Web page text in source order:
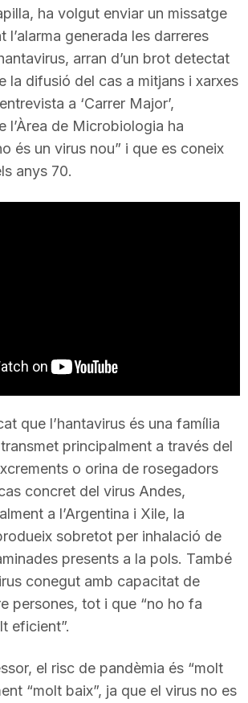
ha volgut enviar un missatge
l’alarma generada les darreres
arran d’un brot detectat
la difusió del cas a mitjans i xarxes
a ‘Carrer Major’,
l’Àrea de Microbiologia ha
és un virus nou” i que es coneix
anys 70.
que l’hantavirus és una família
principalment a través del
o orina de rosegadors
concret del virus Andes,
a l’Argentina i Xile, la
sobretot per inhalació de
presents a la pols. També
conegut amb capacitat de
persones, tot i que “no ho fa
eficient”.
el risc de pandèmia és “molt
“molt baix”, ja que el virus no es